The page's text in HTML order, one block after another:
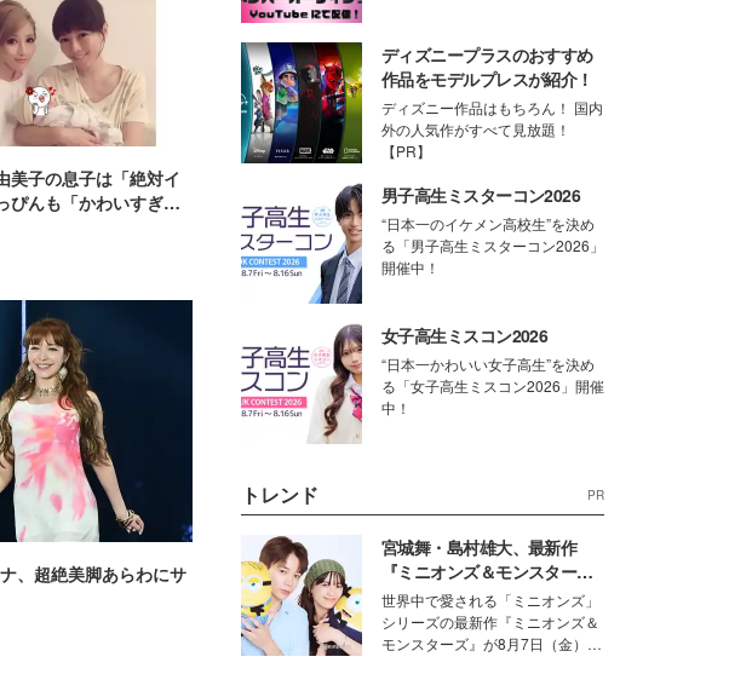
美子の息子は「絶対イ
んも「かわいすぎ
ナ、超絶美脚あらわにサ
ディズニープラスのおすすめ
作品をモデルプレスが紹介！
ディズニー作品はもちろん！ 国内
外の人気作がすべて見放題！
【PR】
男子高生ミスターコン2026
“日本一のイケメン高校生”を決め
る「男子高生ミスターコン2026」
開催中！
女子高生ミスコン2026
“日本一かわいい女子高生”を決め
る「女子高生ミスコン2026」開催
中！
トレンド PR
宮城舞・島村雄大、最新作
『ミニオンズ＆モンスター
ズ』の魅力熱弁 ハチャメチャ
だけじゃない“友情と絆”に感
動
世界中で愛される「ミニオンズ」
シリーズの最新作『ミニオンズ＆
モンスターズ』が8月7日（金）に